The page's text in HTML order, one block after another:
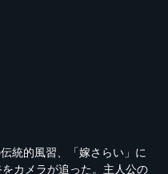
統的風習、「嫁さらい」に
カメラが追った。主人公の